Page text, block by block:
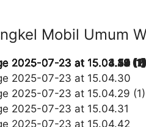
Mobil Umum